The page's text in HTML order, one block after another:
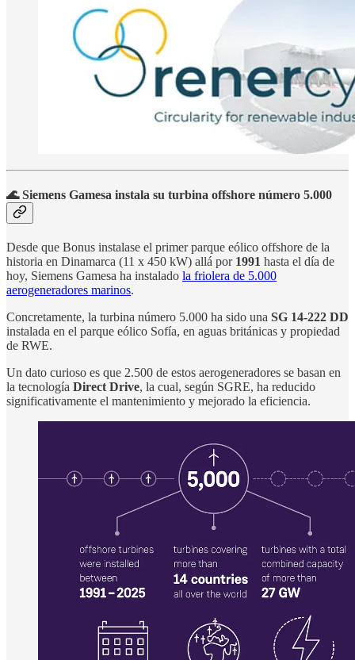
🌊 Siemens Gamesa instala su turbina offshore número 5.000
Desde que Bonus instalase el primer parque eólico offshore de la
historia en Dinamarca (11 x 450 kW) allá por 1991 hasta el día de
hoy, Siemens Gamesa ha instalado la friolera de 5.000
aerogeneradores marinos.
Concretamente, la turbina número 5.000 ha sido una SG 14-222 DD
instalada en el parque eólico Sofía, en aguas británicas y propiedad
de RWE.
Un dato curioso es que 2.500 de estos aerogeneradores se basan en
la tecnología Direct Drive, la cual, según SGRE, ha reducido
significativamente el mantenimiento y mejorado la eficiencia.